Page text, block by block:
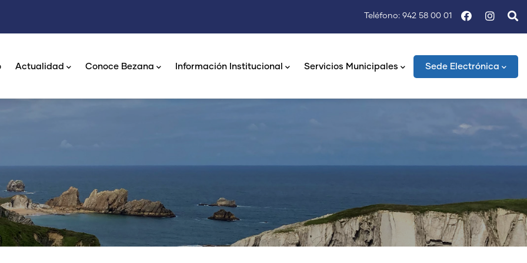
Teléfono: 942 58 00 01
Actualidad Conoce Bezana Información Institucional Servicios Municipales Sede Electrónica